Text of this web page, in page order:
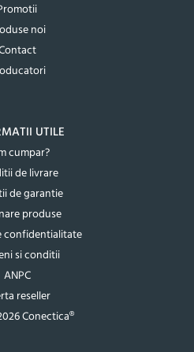
noi
UTILE
cumpar?
de livrare
de garantie
produse
confidentialitate
si conditii
ANPC
reseller
Conectica®